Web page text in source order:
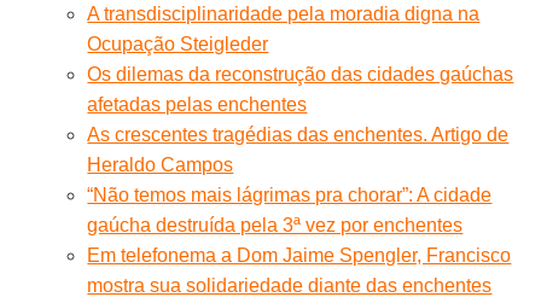
A transdisciplinaridade pela moradia digna na
Ocupação Steigleder
Os dilemas da reconstrução das cidades gaúchas
afetadas pelas enchentes
As crescentes tragédias das enchentes. Artigo de
Heraldo Campos
“Não temos mais lágrimas pra chorar”: A cidade
gaúcha destruída pela 3ª vez por enchentes
Em telefonema a Dom Jaime Spengler, Francisco
mostra sua solidariedade diante das enchentes